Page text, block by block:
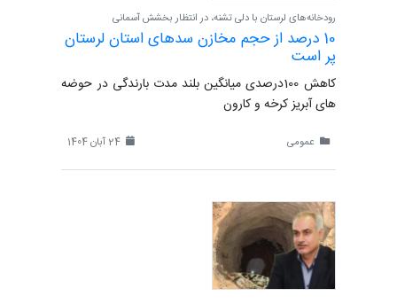
رودخانه‌های لرستان با دلی تشنه، در انتظار بخشش آسمانی
10 درصد از حجم مخازن سدهای استان لرستان
پر است
کاهش 100درصدی میانگین بلند مدت بارندگی در حوضه
های آبریز کرخه و کارون
عمومی